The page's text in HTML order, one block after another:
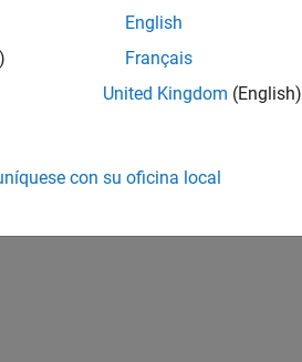
English
Français
United Kingdom (English)
con su oficina local